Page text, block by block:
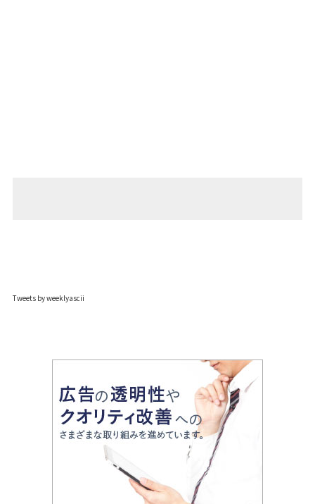
Tweets by weeklyascii